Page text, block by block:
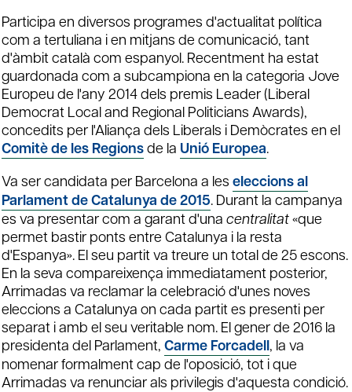
Participa en diversos programes d'actualitat política
com a tertuliana i en mitjans de comunicació, tant
d'àmbit català com espanyol. Recentment ha estat
guardonada com a subcampiona en la categoria Jove
Europeu de l'any 2014 dels premis Leader (Liberal
Democrat Local and Regional Politicians Awards),
concedits per l'Aliança dels Liberals i Demòcrates en el
Comitè de les Regionsde la Unió Europea.
Va ser candidata per Barcelona a les eleccions al
Parlament de Catalunya de 2015. Durant la campanya
es va presentar com a garant d'una centralitat«que
permet bastir ponts entre Catalunya i la resta
d'Espanya». El seu partit va treure un total de 25 escons.
En la seva compareixença immediatament posterior,
Arrimadas va reclamar la celebració d'unes noves
eleccions a Catalunya on cada partit es presenti per
separat i amb el seu veritable nom. El gener de 2016 la
presidenta del Parlament, Carme Forcadell, la va
nomenar formalment cap de l'oposició, tot i que
Arrimadas va renunciar als privilegis d'aquesta condició.